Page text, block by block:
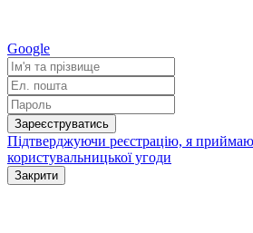
Google
Зареєструватись
Підтверджуючи реєстрацію, я
користувальницької угоди
Закрити